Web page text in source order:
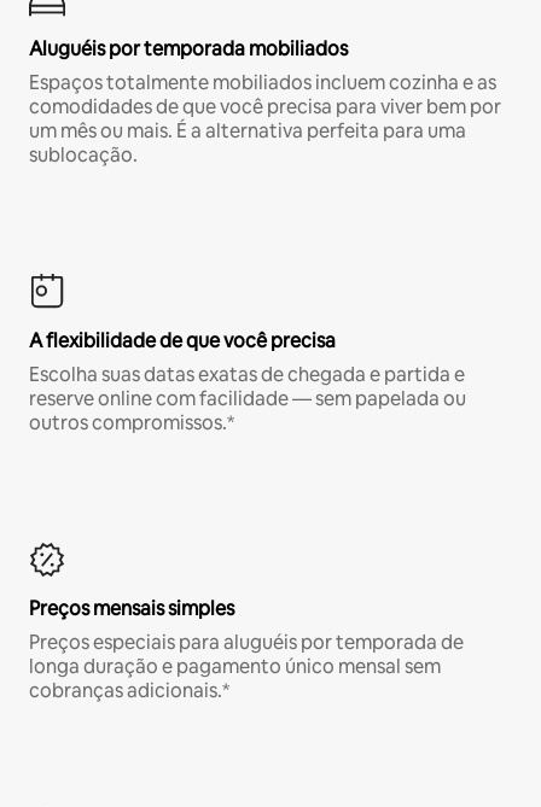
Aluguéis por temporada mobiliados
Espaços totalmente mobiliados incluem cozinha e as
comodidades de que você precisa para viver bem por
um mês ou mais. É a alternativa perfeita para uma
sublocação.
A flexibilidade de que você precisa
Escolha suas datas exatas de chegada e partida e
reserve online com facilidade — sem papelada ou
outros compromissos.*
Preços mensais simples
Preços especiais para aluguéis por temporada de
longa duração e pagamento único mensal sem
cobranças adicionais.*